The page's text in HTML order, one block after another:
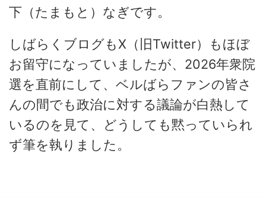
下（たまもと）なぎです。
しばらくブログもX（旧Twitter）もほぼ
お留守になっていましたが、2026年衆院
選を直前にして、ベルばらファンの皆さ
んの間でも政治に対する議論が白熱して
いるのを見て、どうしても黙っていられ
ず筆を執りました。